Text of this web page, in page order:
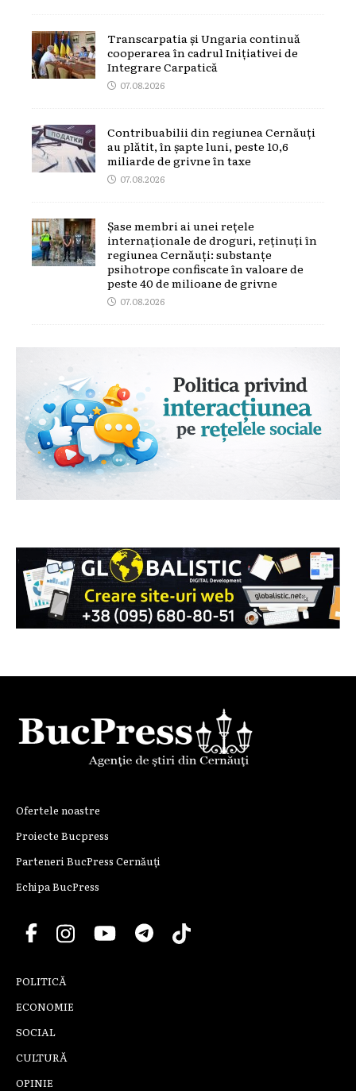
Transcarpatia și Ungaria continuă
cooperarea în cadrul Inițiativei de
Integrare Carpatică
07.08.2026
Contribuabilii din regiunea Cernăuți
au plătit, în șapte luni, peste 10,6
miliarde de grivne în taxe
07.08.2026
Șase membri ai unei rețele
internaționale de droguri, reținuți în
regiunea Cernăuți: substanțe
psihotrope confiscate în valoare de
peste 40 de milioane de grivne
07.08.2026
Ofertele noastre
Proiecte Bucpress
Parteneri BucPress Cernăuți
Echipa BucPress
POLITICĂ
ECONOMIE
SOCIAL
CULTURĂ
OPINIE